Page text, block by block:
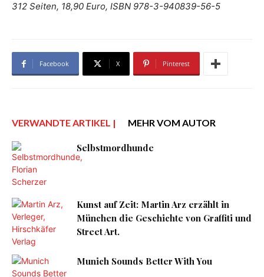
312 Seiten, 18,90 Euro, ISBN 978-3-940839-56-5
Facebook X Pinterest
VERWANDTE ARTIKEL | MEHR VOM AUTOR
Selbstmordhunde
Kunst auf Zeit: Martin Arz erzählt in
München die Geschichte von Graffiti und
Street Art.
Munich Sounds Better With You